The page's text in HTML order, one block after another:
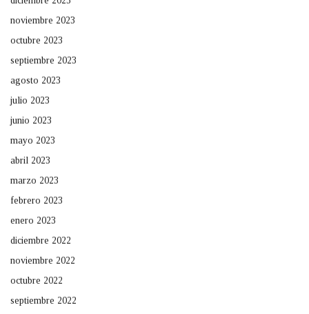
noviembre 2023
octubre 2023
septiembre 2023
agosto 2023
julio 2023
junio 2023
mayo 2023
abril 2023
marzo 2023
febrero 2023
enero 2023
diciembre 2022
noviembre 2022
octubre 2022
septiembre 2022